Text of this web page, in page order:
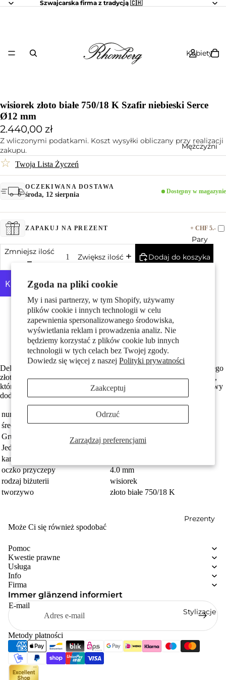
Zgoda na pliki cookie
My i nasi partnerzy, w tym Shopify, używamy
plików cookie i innych technologii w celu
zapewnienia spersonalizowanego środowiska,
wyświetlania reklam i prowadzenia analiz. Nie
będziemy korzystać z plików cookie lub innych
technologii w tych celach bez Twojej zgody.
Dowiedz się więcej z naszejPolityki prywatności
Zarządzaj preferencjami
Zaakceptuj
Odrzuć
Szwajcarska firma z tradycją 🇨🇭
Kobiety
Mężczyźni
Pary
Motywy
Prezenty
Stylizacje
wisiorek złoto białe 750/18 K Szafir niebieski Serce
Ø12 mm
2.440,00 zł
Z wliczonymi podatkami. Koszt wysyłki obliczany przy realizacji
zakupu.
☆ Twoja Lista Życzeń
OCZEKIWANA DOSTAWA
środa, 12 sierpnia Dostępny w magazynie
ZAPAKUJ NA PREZENT + CHF 5.-
Zmniejsz ilość
Zwiększ ilość Dodaj do koszyka
Więcej opcji płatności
Wykonane z odzyskanego złota
Średnica wewnętrzna oczka wynosi 4.0 mm
Średnica wynosi 12 mm
Darmowa dostawa
Delikatny damski wisiorek w kształcie serca, wykonany z 750 białego
złota. W centrum ozdobiony pięknym, głęboko niebieskim szafirem,
który dodaje mu elegancji i klasy. Idealny jako prezent lub wyjątkowy
dodatek do każdej stylizacji.
numer zamówienia
565924
średnica
12 mm
Grupa docelowa
damski
Jednostka
kamienie
oczko przyczepy
4.0 mm
rodzaj biżuterii
wisiorek
tworzywo
złoto białe 750/18 K
Może Ci się również spodobać
Pomoc
Kwestie prawne
Usługa
Info
Firma
Immer glänzend informiert
E-mail
Metody płatności